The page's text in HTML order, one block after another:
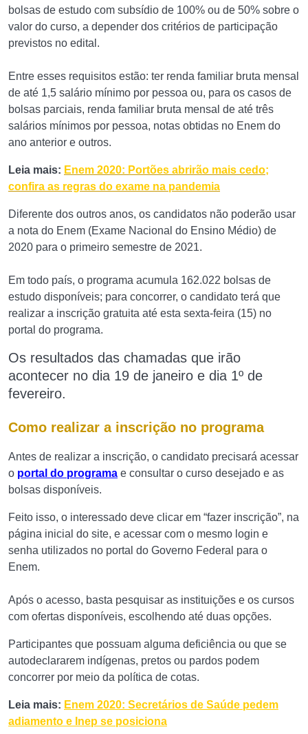
bolsas de estudo com subsídio de 100% ou de 50% sobre o
valor do curso, a depender dos critérios de participação
previstos no edital.
Entre esses requisitos estão: ter renda familiar bruta mensal
de até 1,5 salário mínimo por pessoa ou, para os casos de
bolsas parciais, renda familiar bruta mensal de até três
salários mínimos por pessoa, notas obtidas no Enem do
ano anterior e outros.
Leia mais: Enem 2020: Portões abrirão mais cedo;
confira as regras do exame na pandemia
Diferente dos outros anos, os candidatos não poderão usar
a nota do Enem (Exame Nacional do Ensino Médio) de
2020 para o primeiro semestre de 2021.
Em todo país, o programa acumula 162.022 bolsas de
estudo disponíveis; para concorrer, o candidato terá que
realizar a inscrição gratuita até esta sexta-feira (15) no
portal do programa.
Os resultados das chamadas que irão
acontecer no dia 19 de janeiro e dia 1º de
fevereiro.
Como realizar a inscrição no programa
Antes de realizar a inscrição, o candidato precisará acessar
o portal do programa e consultar o curso desejado e as
bolsas disponíveis.
Feito isso, o interessado deve clicar em “fazer inscrição”, na
página inicial do site, e acessar com o mesmo login e
senha utilizados no portal do Governo Federal para o
Enem.
Após o acesso, basta pesquisar as instituições e os cursos
com ofertas disponíveis, escolhendo até duas opções.
Participantes que possuam alguma deficiência ou que se
autodeclararem indígenas, pretos ou pardos podem
concorrer por meio da política de cotas.
Leia mais: Enem 2020: Secretários de Saúde pedem
adiamento e Inep se posiciona